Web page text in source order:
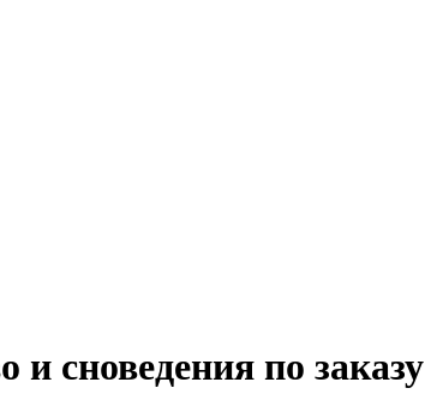
и сноведения по заказу